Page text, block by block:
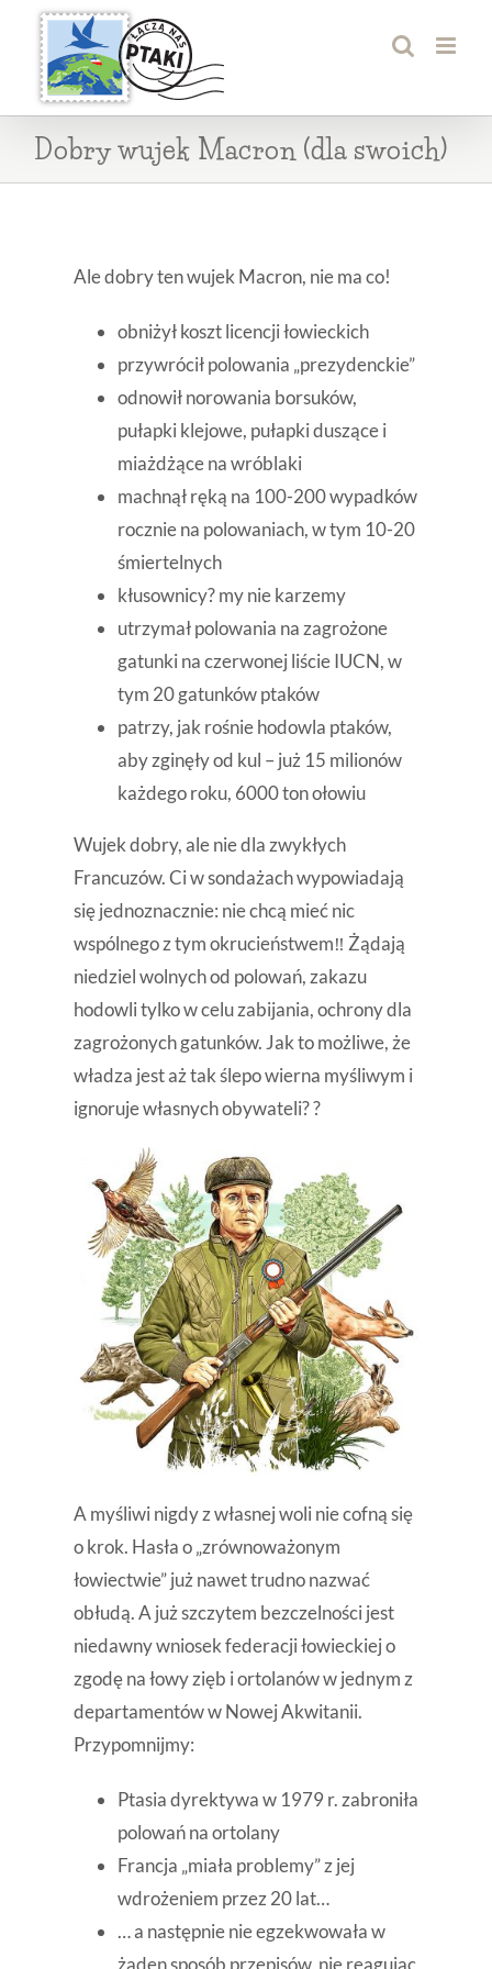
Przejdź
zawartości
Dobry wujek Macron (dla swoich)
Ale dobry ten wujek Macron, nie ma co!
obniżył koszt licencji łowieckich
przywrócił polowania „prezydenckie”
odnowił norowania borsuków,
pułapki klejowe, pułapki duszące i
miażdżące na wróblaki
machnął ręką na 100-200 wypadków
rocznie na polowaniach, w tym 10-20
śmiertelnych
kłusownicy? my nie karzemy
utrzymał polowania na zagrożone
gatunki na czerwonej liście IUCN, w
tym 20 gatunków ptaków
patrzy, jak rośnie hodowla ptaków,
aby zginęły od kul – już 15 milionów
każdego roku, 6000 ton ołowiu
Wujek dobry, ale nie dla zwykłych
Francuzów. Ci w sondażach wypowiadają
się jednoznacznie: nie chcą mieć nic
wspólnego z tym okrucieństwem‼ Żądają
niedziel wolnych od polowań, zakazu
hodowli tylko w celu zabijania, ochrony dla
zagrożonych gatunków. Jak to możliwe, że
władza jest aż tak ślepo wierna myśliwym i
ignoruje własnych obywateli? ?
A myśliwi nigdy z własnej woli nie cofną się
o krok. Hasła o „zrównoważonym
łowiectwie” już nawet trudno nazwać
obłudą. A już szczytem bezczelności jest
niedawny wniosek federacji łowieckiej o
zgodę na łowy zięb i ortolanów w jednym z
departamentów w Nowej Akwitanii.
Przypomnijmy:
Ptasia dyrektywa w 1979 r. zabroniła
polowań na ortolany
Francja „miała problemy” z jej
wdrożeniem przez 20 lat…
… a następnie nie egzekwowała w
żaden sposób przepisów, nie reagując